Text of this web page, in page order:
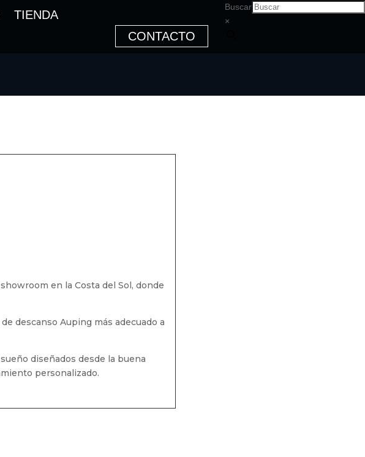
TIENDA
CONTACTO
Buscar
×
en la Costa del Sol, donde
descanso Auping más adecuado a
diseñados desde la buena
personalizado.